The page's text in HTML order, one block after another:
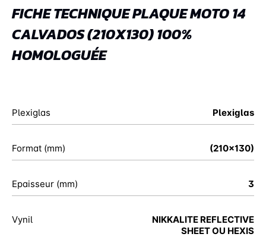
FICHE TECHNIQUE PLAQUE MOTO 14
CALVADOS (210X130) 100%
HOMOLOGUÉE
Plexiglas Plexiglas
Format (mm) (210x130)
Epaisseur (mm) 3
Vynil
NIKKALITE REFLECTIVE
SHEET OU HEXIS